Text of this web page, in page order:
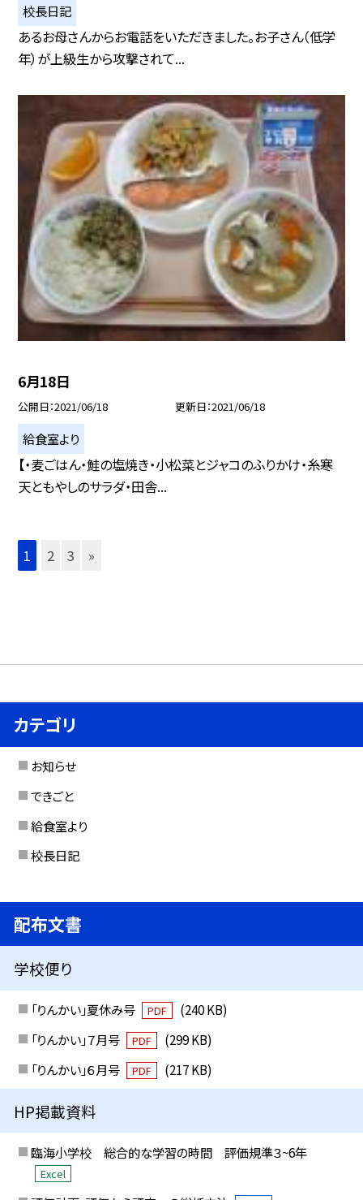
校長日記
あるお母さんからお電話をいただきました。お子さん（低学
年）が上級生から攻撃されて...
6月18日
公開日 2021/06/18 更新日 2021/06/18
給食室より
【・麦ごはん・鮭の塩焼き・小松菜とジャコのふりかけ・糸寒
天ともやしのサラダ・田舎...
1 2 3 »
カテゴリ
お知らせ
できごと
給食室より
校長日記
配布文書
学校便り
「りんかい」夏休み号 PDF
(240 KB)
「りんかい」７月号
PDF
(299 KB)
「りんかい」６月号
PDF (217 KB)
HP掲載資料
臨海小学校 総合的な学習の時間 評価規準３~6年
Excel